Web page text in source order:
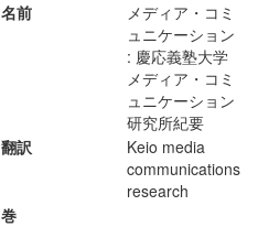
名前
メディア・コミ
ュニケーション
: 慶応義塾大学
メディア・コミ
ュニケーション
研究所紀要
翻訳
Keio media
communications
research
巻